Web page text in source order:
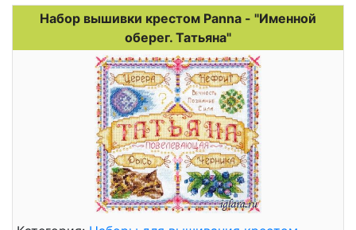
Набор вышивки крестом Panna - "Именной
оберег. Татьяна"